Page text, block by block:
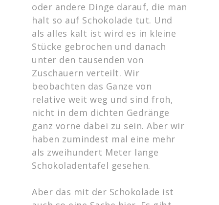
oder andere Dinge darauf, die man
halt so auf Schokolade tut. Und
als alles kalt ist wird es in kleine
Stücke gebrochen und danach
unter den tausenden von
Zuschauern verteilt. Wir
beobachten das Ganze von
relative weit weg und sind froh,
nicht in dem dichten Gedränge
ganz vorne dabei zu sein. Aber wir
haben zumindest mal eine mehr
als zweihundert Meter lange
Schokoladentafel gesehen.
Aber das mit der Schokolade ist